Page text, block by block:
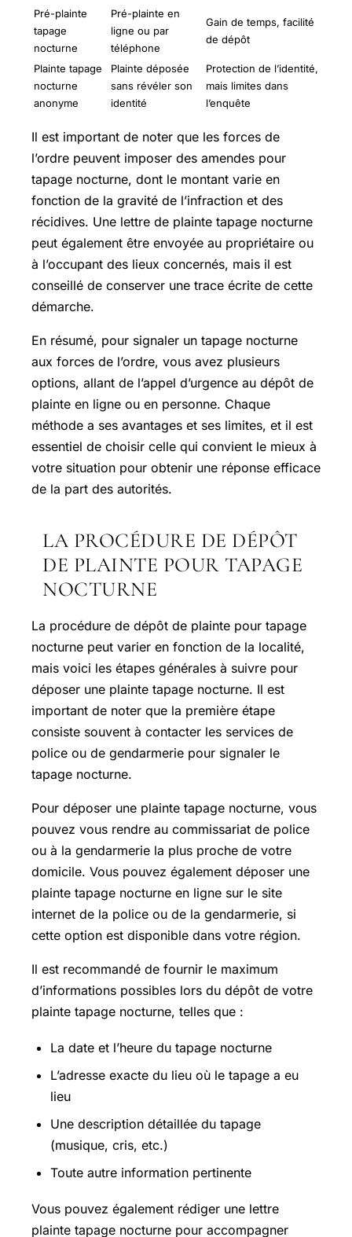
Pré-plainte
tapage
nocturne
Pré-plainte en
ligne ou par
téléphone
Gain de temps, facilité
de dépôt
Plainte tapage
nocturne
anonyme
Plainte déposée
sans révéler son
identité
Protection de l’identité,
mais limites dans
l’enquête
Il est important de noter que les forces de
l’ordre peuvent imposer des amendes pour
tapage nocturne, dont le montant varie en
fonction de la gravité de l’infraction et des
récidives. Une lettre de plainte tapage nocturne
peut également être envoyée au propriétaire ou
à l’occupant des lieux concernés, mais il est
conseillé de conserver une trace écrite de cette
démarche.
En résumé, pour signaler un tapage nocturne
aux forces de l’ordre, vous avez plusieurs
options, allant de l’appel d’urgence au dépôt de
plainte en ligne ou en personne. Chaque
méthode a ses avantages et ses limites, et il est
essentiel de choisir celle qui convient le mieux à
votre situation pour obtenir une réponse efficace
de la part des autorités.
LA PROCÉDURE DE DÉPÔT
DE PLAINTE POUR TAPAGE
NOCTURNE
La procédure de dépôt de plainte pour tapage
nocturne peut varier en fonction de la localité,
mais voici les étapes générales à suivre pour
déposer une plainte tapage nocturne. Il est
important de noter que la première étape
consiste souvent à contacter les services de
police ou de gendarmerie pour signaler le
tapage nocturne.
Pour déposer une plainte tapage nocturne, vous
pouvez vous rendre au commissariat de police
ou à la gendarmerie la plus proche de votre
domicile. Vous pouvez également déposer une
plainte tapage nocturne en ligne sur le site
internet de la police ou de la gendarmerie, si
cette option est disponible dans votre région.
Il est recommandé de fournir le maximum
d’informations possibles lors du dépôt de votre
plainte tapage nocturne, telles que :
La date et l’heure du tapage nocturne
L’adresse exacte du lieu où le tapage a eu
lieu
Une description détaillée du tapage
(musique, cris, etc.)
Toute autre information pertinente
Vous pouvez également rédiger une lettre
plainte tapage nocturne pour accompagner